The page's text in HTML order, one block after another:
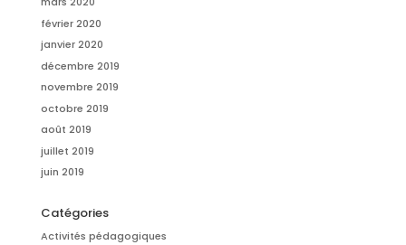
février 2020
janvier 2020
décembre 2019
novembre 2019
octobre 2019
août 2019
juillet 2019
juin 2019
Catégories
Activités pédagogiques